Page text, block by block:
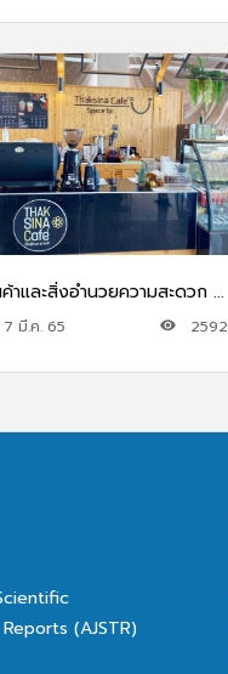
าและสิ่งอำนวยความสะดวก ...
7 มี.ค. 65 2592
(AJSTR)